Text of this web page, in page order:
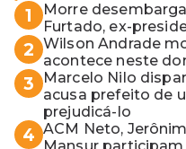
1
Morre
Furtado, ex-
2 Wilson Andrade
acontece neste
3
Marcelo Nilo
acusa prefeito de
prejudicá-lo
4 ACM Neto,